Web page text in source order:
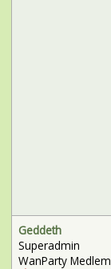
Geddeth
Superadmin
WanParty Medlem